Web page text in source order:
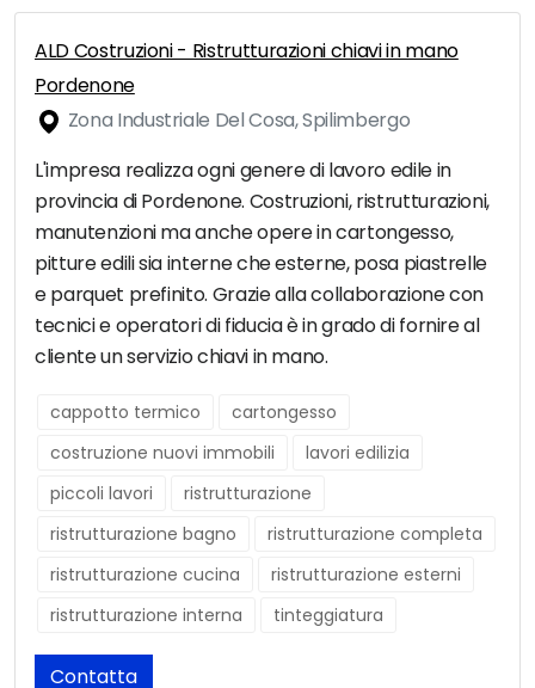
ALD Costruzioni - Ristrutturazioni chiavi in mano
Pordenone
Zona Industriale Del Cosa, Spilimbergo
L'impresa realizza ogni genere di lavoro edile in
provincia di Pordenone. Costruzioni, ristrutturazioni,
manutenzioni ma anche opere in cartongesso,
pitture edili sia interne che esterne, posa piastrelle
e parquet prefinito. Grazie alla collaborazione con
tecnici e operatori di fiducia è in grado di fornire al
cliente un servizio chiavi in mano.
cappotto termico
cartongesso
costruzione nuovi immobili
lavori edilizia
piccoli lavori
ristrutturazione
ristrutturazione bagno
ristrutturazione completa
ristrutturazione cucina
ristrutturazione esterni
ristrutturazione interna
tinteggiatura
Contatta